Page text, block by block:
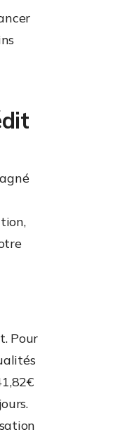
Pour